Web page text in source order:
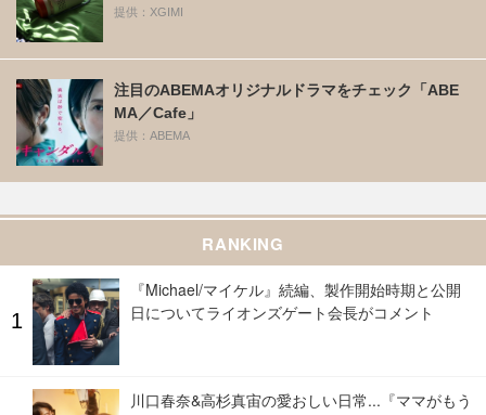
提供：XGIMI
注目のABEMAオリジナルドラマをチェック「ABE
MA／Cafe」
提供：ABEMA
RANKING
『Michael/マイケル』続編、製作開始時期と公開
日についてライオンズゲート会長がコメント
川口春奈&高杉真宙の愛おしい日常...『ママがもう